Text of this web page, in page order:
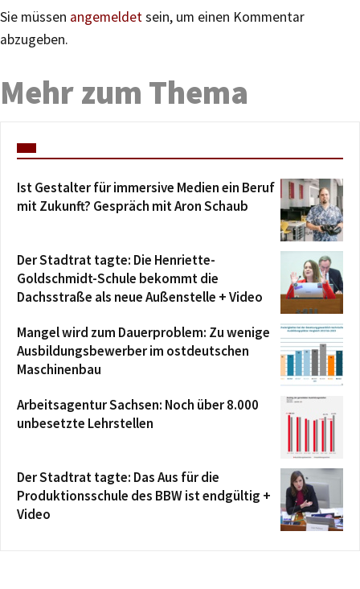
Sie müssen angemeldetsein, um einen Kommentar
abzugeben.
Mehr zum Thema
Ist Gestalter für immersive Medien ein Beruf
mit Zukunft? Gespräch mit Aron Schaub
Der Stadtrat tagte: Die Henriette-
Goldschmidt-Schule bekommt die
Dachsstraße als neue Außenstelle + Video
Mangel wird zum Dauerproblem: Zu wenige
Ausbildungsbewerber im ostdeutschen
Maschinenbau
Arbeitsagentur Sachsen: Noch über 8.000
unbesetzte Lehrstellen
Der Stadtrat tagte: Das Aus für die
Produktionsschule des BBW ist endgültig +
Video